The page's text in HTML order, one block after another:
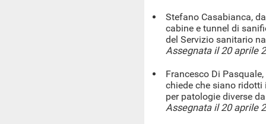
Stefano Casabianca,
cabine e tunnel di
del Servizio sanitario
Assegnata il 20 aprile
Francesco Di
chiede che siano ridotti
per patologie diverse
Assegnata il 20 aprile